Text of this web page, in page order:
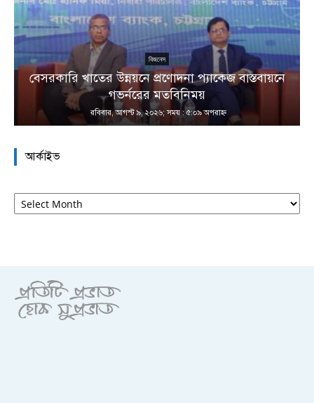
বিজনেস
বেসরকারি খাতের উন্নয়নে প্রণোদনা প্যাকেজ বাস্তবায়নে
গভর্নরের মতবিনিময়
রবিবার, আগস্ট ৯, ২০২৬; সময় : ৫:০৯ অপরাহ্ণ
আর্কাইভ
আর্কাইভ